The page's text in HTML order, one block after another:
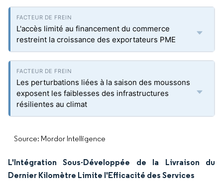
L'accès limité au financement du commerce
restreint la croissance des exportateurs PME
Les perturbations liées à la saison des moussons
exposent les faiblesses des infrastructures
résilientes au climat
Source: Mordor Intelligence
L'Intégration Sous-Développée de la Livraison du
Dernier Kilomètre Limite l'Efficacité des Services